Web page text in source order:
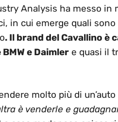
Analysis ha messo in
in cui emerge quali
. Il brand del Cavallino è
e Daimler e quasi il
molto più di
è venderle e